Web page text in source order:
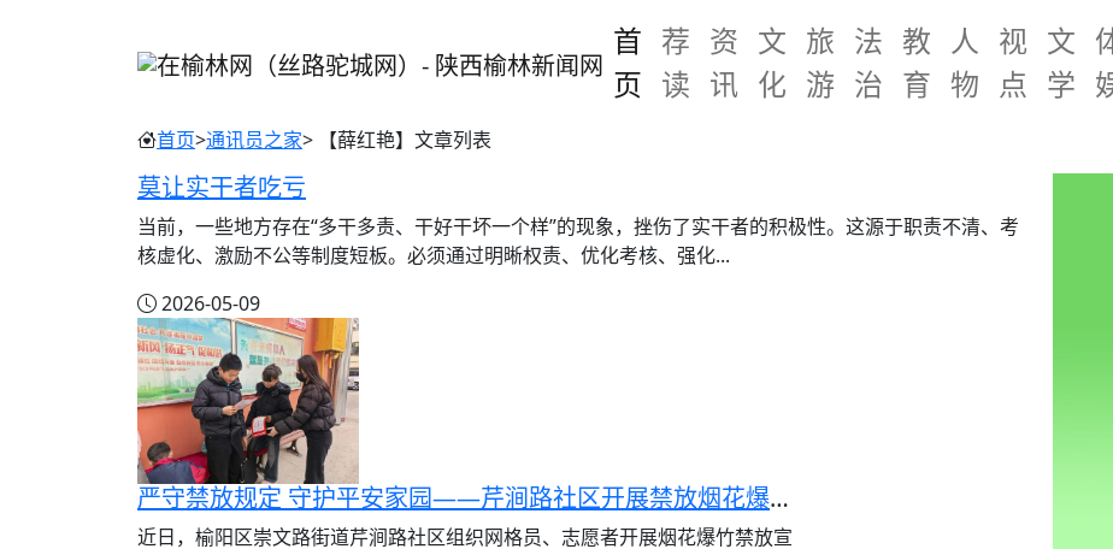
首
页
荐
读
资
讯
文
化
旅
游
法
治
教
育
人
物
视
点
文
学
首页>通讯员之家> 【薛红艳】文章列表
莫让实干者吃亏
当前，一些地方存在“多干多责、干好干坏一个样”的现象，挫伤了实干者的积极性。这源于职责不清、考
核虚化、激励不公等制度短板。必须通过明晰权责、优化考核、强化...
2026-05-09
严守禁放规定 守护平安家园——芹涧路社区开展禁放烟花爆竹宣传活动
近日，榆阳区崇文路街道芹涧路社区组织网格员、志愿者开展烟花爆竹禁放宣